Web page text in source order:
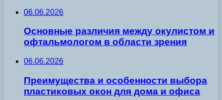
06.06.2026
Основные различия между окулистом и
офтальмологом в области зрения
06.06.2026
Преимущества и особенности выбора
пластиковых окон для дома и офиса